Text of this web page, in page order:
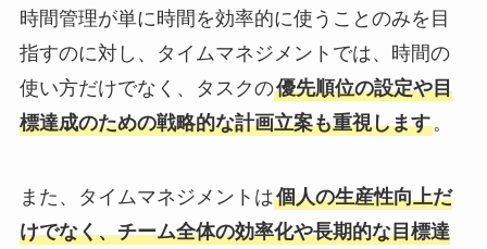
時間管理が単に時間を効率的に使うことのみを目
指すのに対し、タイムマネジメントでは、時間の
使い方だけでなく、タスクの優先順位の設定や目
標達成のための戦略的な計画立案も重視します。
また、タイムマネジメントは個人の生産性向上だ
けでなく、チーム全体の効率化や長期的な目標達